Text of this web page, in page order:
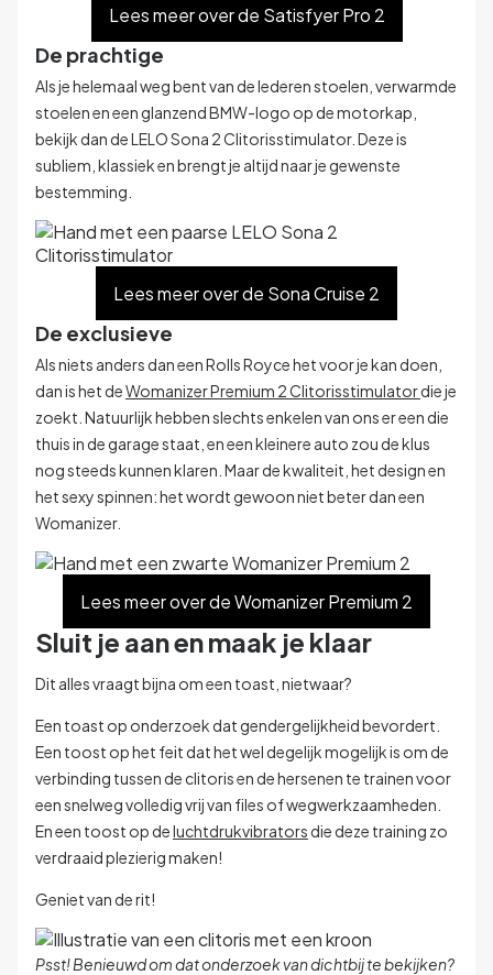
Lees meer over de Satisfyer Pro 2
De prachtige
Als je helemaal weg bent van de lederen stoelen, verwarmde
stoelen en een glanzend BMW-logo op de motorkap,
bekijk dan deLELO Sona 2 Clitorisstimulator. Deze is
subliem, klassiek en brengt je altijd naar je gewenste
bestemming.
Lees meer over de Sona Cruise 2
De exclusieve
Als niets anders dan een Rolls Royce het voor je kan doen,
dan is het deWomanizer Premium 2 Clitorisstimulatordie je
zoekt. Natuurlijk hebben slechts enkelen van ons er een die
thuis in de garage staat, en een kleinere auto zou de klus
nog steeds kunnen klaren. Maar de kwaliteit, het design en
het sexy spinnen: het wordt gewoon niet beter dan een
Womanizer.
Lees meer over de Womanizer Premium 2
Sluit je aan en maak je klaar
Dit alles vraagt bijna om een toast, nietwaar?
Een toast op onderzoek dat gendergelijkheid bevordert.
Een toost op het feit dat het wel degelijk mogelijk is om de
verbinding tussen de clitoris en de hersenen te trainen voor
een snelweg volledig vrij van files of wegwerkzaamheden.
En een toost op deluchtdrukvibrators die deze training zo
verdraaid plezierig maken!
Geniet van de rit!
Psst! Benieuwd om dat onderzoek van dichtbij te bekijken?